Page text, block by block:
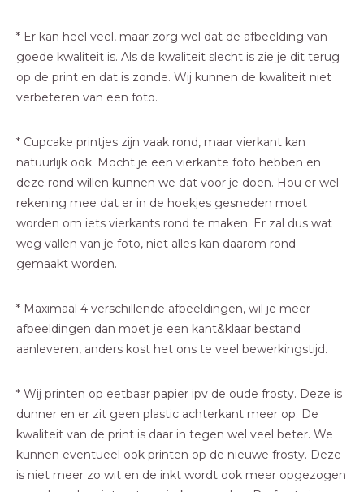
* Er kan heel veel, maar zorg wel dat de afbeelding van
goede kwaliteit is. Als de kwaliteit slecht is zie je dit terug
op de print en dat is zonde. Wij kunnen de kwaliteit niet
verbeteren van een foto.
* Cupcake printjes zijn vaak rond, maar vierkant kan
natuurlijk ook. Mocht je een vierkante foto hebben en
deze rond willen kunnen we dat voor je doen. Hou er wel
rekening mee dat er in de hoekjes gesneden moet
worden om iets vierkants rond te maken. Er zal dus wat
weg vallen van je foto, niet alles kan daarom rond
gemaakt worden.
* Maximaal 4 verschillende afbeeldingen, wil je meer
afbeeldingen dan moet je een kant&klaar bestand
aanleveren, anders kost het ons te veel bewerkingstijd.
* Wij printen op eetbaar papier ipv de oude frosty. Deze is
dunner en er zit geen plastic achterkant meer op. De
kwaliteit van de print is daar in tegen wel veel beter. We
kunnen eventueel ook printen op de nieuwe frosty. Deze
is niet meer zo wit en de inkt wordt ook meer opgezogen